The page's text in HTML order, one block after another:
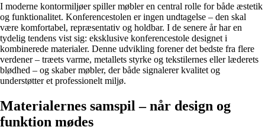
I moderne kontormiljøer spiller møbler en central rolle for både æstetik
og funktionalitet. Konferencestolen er ingen undtagelse – den skal
være komfortabel, repræsentativ og holdbar. I de senere år har en
tydelig tendens vist sig: eksklusive konferencestole designet i
kombinerede materialer. Denne udvikling forener det bedste fra flere
verdener – træets varme, metallets styrke og tekstilernes eller læderets
blødhed – og skaber møbler, der både signalerer kvalitet og
understøtter et professionelt miljø.
Materialernes samspil – når design og
funktion mødes